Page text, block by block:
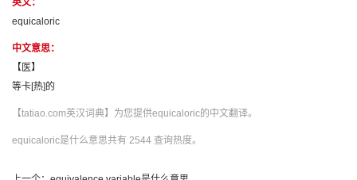
英文：
equicaloric
中文意思：
【医】
等卡[热]的
【tatiao.com英汉词典】为您提供equicaloric的中文翻译。
equicaloric是什么意思共有 2544 查询热度。